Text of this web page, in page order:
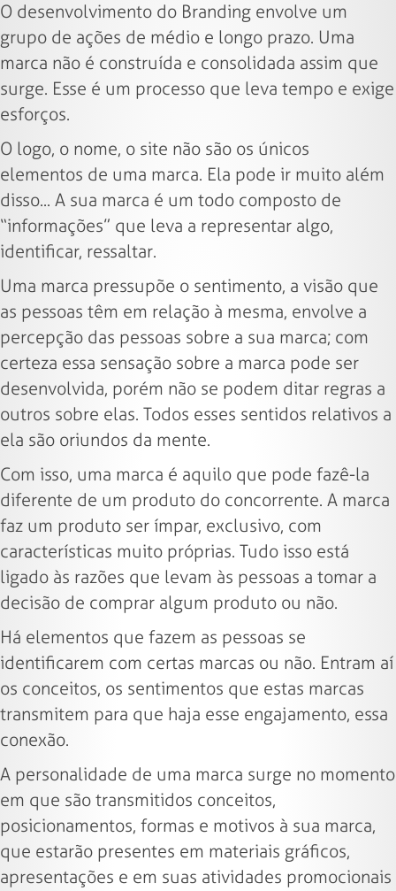
O desenvolvimento do Branding envolve um
grupo de ações de médio e longo prazo. Uma
marca não é construída e consolidada assim que
surge. Esse é um processo que leva tempo e exige
esforços.
O logo, o nome, o site não são os únicos
elementos de uma marca. Ela pode ir muito além
disso... A sua marca é um todo composto de
“informações” que leva a representar algo,
identificar, ressaltar.
Uma marca pressupõe o sentimento, a visão que
as pessoas têm em relação à mesma, envolve a
percepção das pessoas sobre a sua marca; com
certeza essa sensação sobre a marca pode ser
desenvolvida, porém não se podem ditar regras a
outros sobre elas. Todos esses sentidos relativos a
ela são oriundos da mente.
Com isso, uma marca é aquilo que pode fazê-la
diferente de um produto do concorrente. A marca
faz um produto ser ímpar, exclusivo, com
características muito próprias. Tudo isso está
ligado às razões que levam às pessoas a tomar a
decisão de comprar algum produto ou não.
Há elementos que fazem as pessoas se
identificarem com certas marcas ou não. Entram aí
os conceitos, os sentimentos que estas marcas
transmitem para que haja esse engajamento, essa
conexão.
A personalidade de uma marca surge no momento
em que são transmitidos conceitos,
posicionamentos, formas e motivos à sua marca,
que estarão presentes em materiais gráficos,
apresentações e em suas atividades promocionais